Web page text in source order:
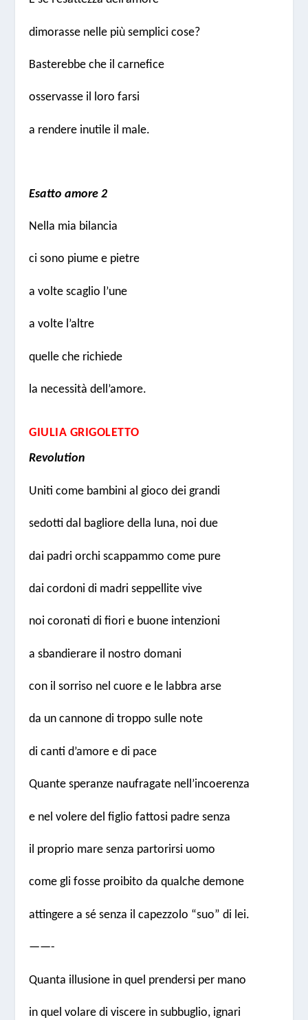
dimorasse nelle più semplici cose?
Basterebbe che il carnefice
osservasse il loro farsi
a rendere inutile il male.
Esatto amore 2
Nella mia bilancia
ci sono piume e pietre
a volte scaglio l’une
a volte l’altre
quelle che richiede
la necessità dell’amore.
GIULIA GRIGOLETTO
Revolution
Uniti come bambini al gioco dei grandi
sedotti dal bagliore della luna, noi due
dai padri orchi scappammo come pure
dai cordoni di madri seppellite vive
noi coronati di fiori e buone intenzioni
a sbandierare il nostro domani
con il sorriso nel cuore e le labbra arse
da un cannone di troppo sulle note
di canti d’amore e di pace
Quante speranze naufragate nell’incoerenza
e nel volere del figlio fattosi padre senza
il proprio mare senza partorirsi uomo
come gli fosse proibito da qualche demone
attingere a sé senza il capezzolo “suo” di lei.
——-
Quanta illusione in quel prendersi per mano
in quel volare di viscere in subbuglio, ignari